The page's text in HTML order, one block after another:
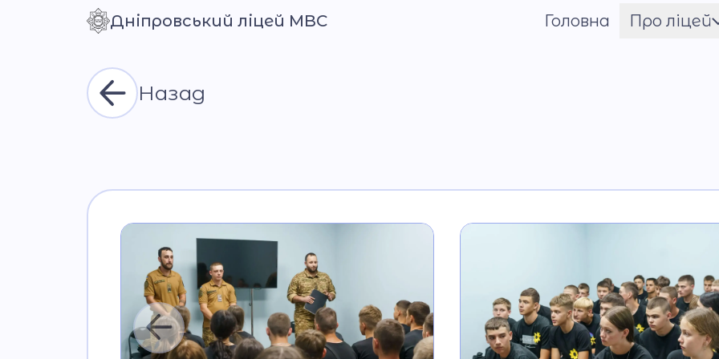
Контраст
Дніпровський ліцей МВС Головна
Про ліцей
Матеріально-
Національно-
патріотичне
виховання
Назад